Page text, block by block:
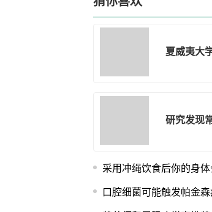
夏威夷大
研究发现
采用冲绳饮食后你的身
口腔细菌可能触发帕金